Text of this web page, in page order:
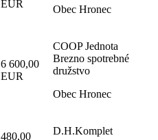
EUR Obec Hronec
6 600,00
EUR
COOP Jednota
Brezno spotrebné
družstvo
Obec Hronec
480,00
D.H.Komplet